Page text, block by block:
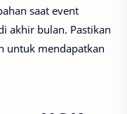
saat event
akhir bulan. Pastikan
untuk mendapatkan